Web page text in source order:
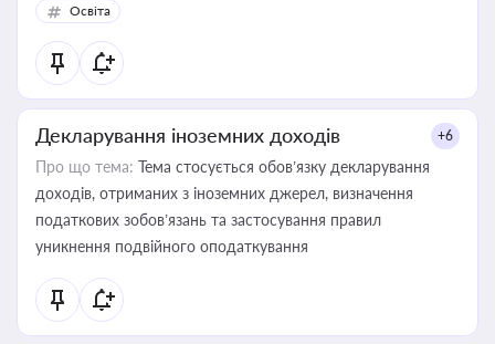
Освіта
Декларування іноземних доходів +6
Про що тема: Тема стосується обов’язку декларування
доходів, отриманих з іноземних джерел, визначення
податкових зобов’язань та застосування правил
уникнення подвійного оподаткування